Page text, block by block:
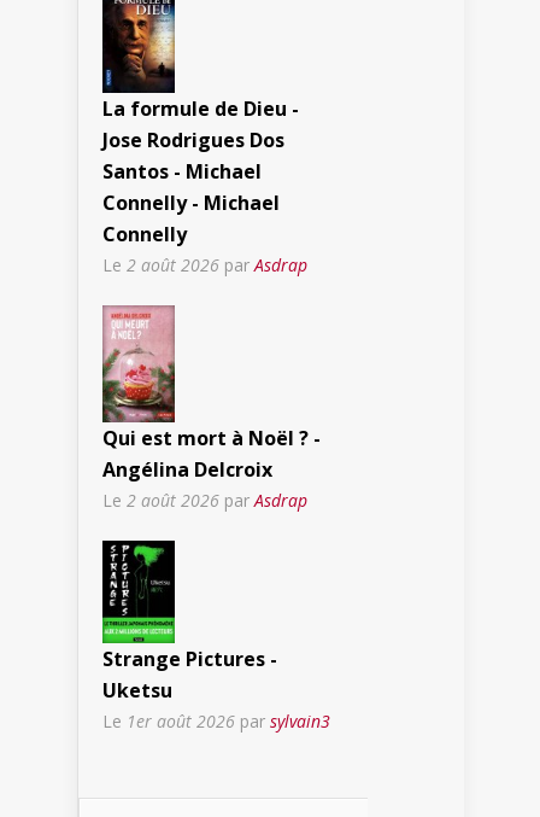
La formule de Dieu -
Jose Rodrigues Dos
Santos - Michael
Connelly - Michael
Connelly
Le 2 août 2026 parAsdrap
Qui est mort à Noël ? -
Angélina Delcroix
Le 2 août 2026 par Asdrap
Strange Pictures -
Uketsu
Le 1er août 2026 par sylvain3